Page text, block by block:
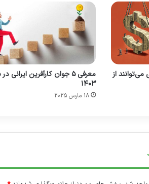
از
معرفی ۵ جوان کارآفرین ایرانی
۱۴۰۳
18 مارس 2025